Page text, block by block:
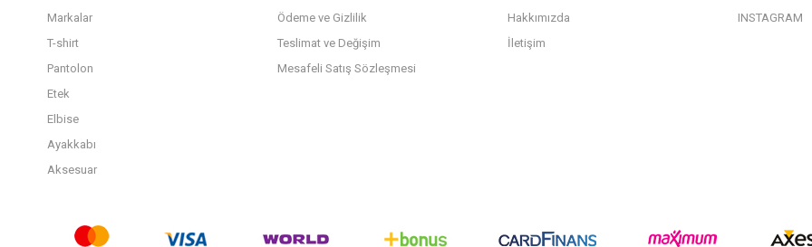
Markalar
T-shirt
Pantolon
Etek
Elbise
Ayakkabı
Aksesuar
Ödeme ve Gizlilik
Teslimat ve Değişim
Mesafeli Satış Sözleşmesi
Hakkımızda
İletişim
INSTAGRAM